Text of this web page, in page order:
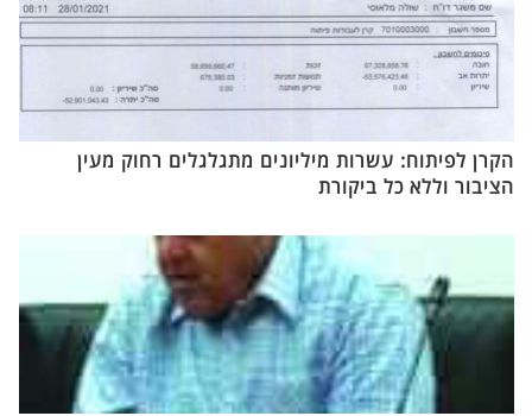
הקרן לפיתוח: עשרות מיליונים מתגלגלים רחוק מעין
הציבור וללא כל ביקורת